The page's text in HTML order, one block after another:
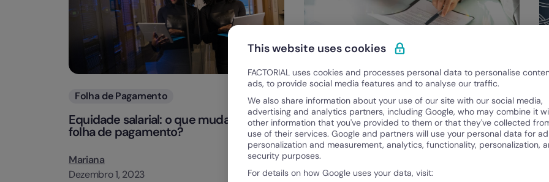
Categorias
Folha de Pagamento
Equidade salarial: o que mudaria na
folha de pagamento?
Mariana
Dezembro 1, 2023
Categorias
Folha de Pagamento
Saiba tudo sobre rescisão indireta e o
papel do RH no processo
Mariana
Maio 15, 2023
This website uses cookies
FACTORIAL uses cookies and processes personal data to personalise
ads, to provide social media features and to analyse our traffic.
We also share information about your use of our site with our social media,
advertising and analytics partners, including Google, who may combine it
other information that you've provided to them or that they've collected
use of their services. Google and partners will use your personal data for ad
personalization and measurement, analytics, functionality, personalization,
security purposes.
For details on how Google uses your data, visit: